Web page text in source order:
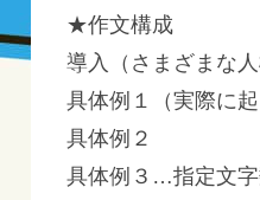
★作文構成
導入（さまざまな
具体例１（実際に
具体例２
具体例３…指定文